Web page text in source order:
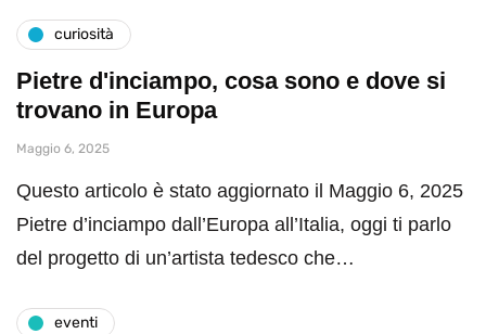
curiosità
Pietre d'inciampo, cosa sono e dove si
trovano in Europa
Maggio 6, 2025
Questo articolo è stato aggiornato il Maggio 6, 2025
Pietre d’inciampo dall’Europa all’Italia, oggi ti parlo
del progetto di un’artista tedesco che…
eventi